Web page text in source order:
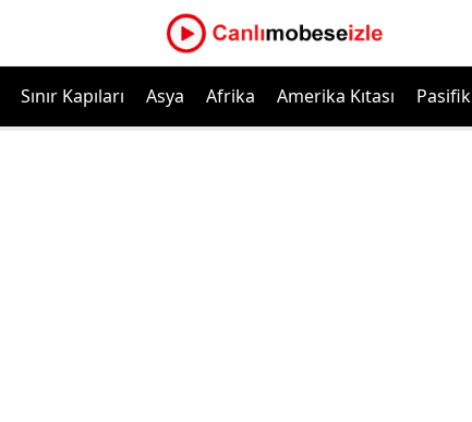
Sınır Kapıları Asya Afrika Amerika Kıtası Pasifik